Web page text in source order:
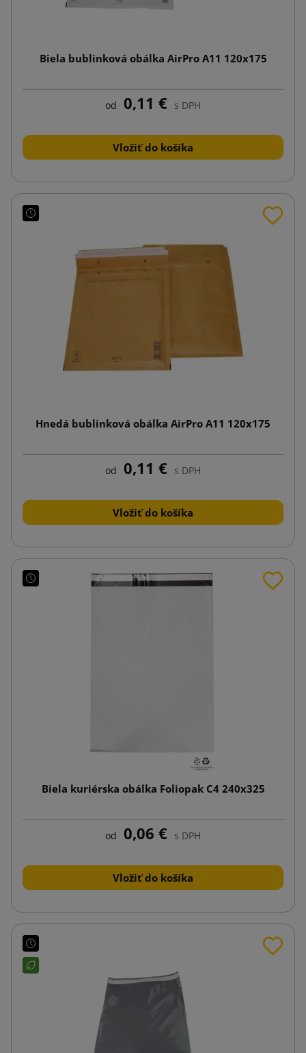
Biela bublinková obálka AirPro A11 120x175
od 0,11 € s DPH
Vložiť do košíka
Hnedá bublinková obálka AirPro A11 120x175
od 0,11 € s DPH
Vložiť do košíka
Biela kuriérska obálka Foliopak C4 240x325
od 0,06 € s DPH
Vložiť do košíka